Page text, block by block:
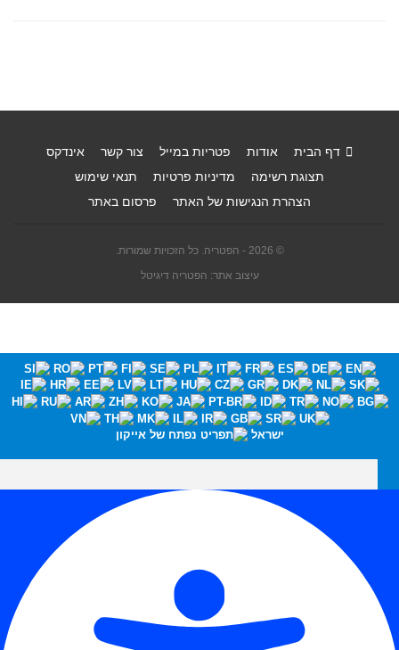
דף הבית אודות פטריות במייל צור קשר
אינדקס
תצוגת רשימה
מדיניות פרטיות
תנאי שימוש
הצהרת הנגישות של האתר
פרסום באתר
© 2026 - הפטריה. כל הזכויות שמורות.
עיצוב אתר: הפטריה דיגיטל
ישראל